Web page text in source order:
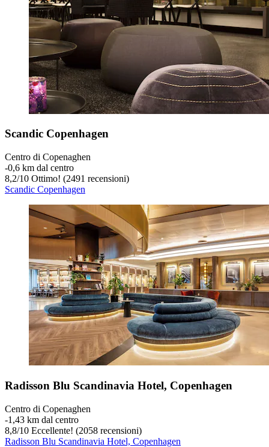
Scandic Copenhagen
Centro di Copenaghen
‐0,6 km dal centro
8,2/10 Ottimo! (2491 recensioni)
Scandic Copenhagen
Radisson Blu Scandinavia Hotel, Copenhagen
Centro di Copenaghen
‐1,43 km dal centro
8,8/10 Eccellente! (2058 recensioni)
Radisson Blu Scandinavia Hotel, Copenhagen